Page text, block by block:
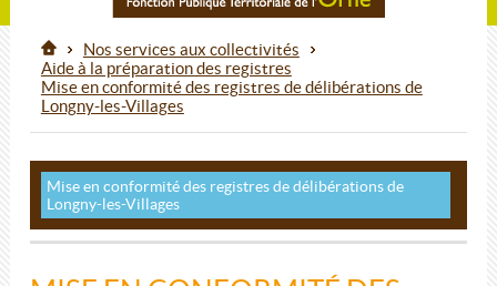
Nos services aux collectivités
Aide à la préparation des registres
Mise en conformité des registres de délibérations de
Longny-les-Villages
Mise en conformité des registres de délibérations de
Longny-les-Villages